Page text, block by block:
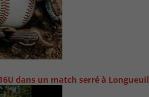
dans un match serré à Longueuil